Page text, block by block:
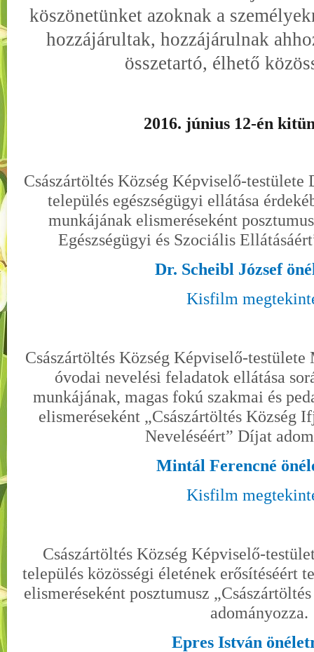
köszönetünket azoknak a
hozzájárultak, hozzájárulnak
összetartó, élhető
2016. június 12-én
Császártöltés Község Képviselő-testülete
település egészségügyi ellátása
munkájának elismeréseként
Egészségügyi és Szociális
Dr. Scheibl József
Kisfilm
Császártöltés Község Képviselő-testülete
óvodai nevelési feladatok ellátása
munkájának, magas fokú szakmai és
elismeréseként „Császártöltés Község
Neveléséért” Díjat
Mintál Ferencné
Kisfilm
Császártöltés Község Képviselő-
település közösségi életének erősítéséért
elismeréseként posztumusz
adományozza.
Epres István